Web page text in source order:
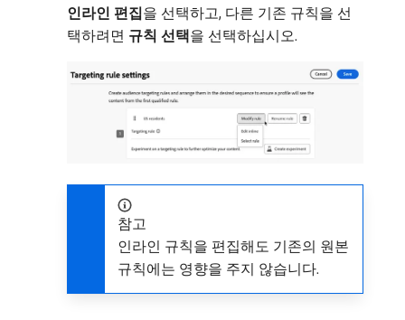
인라인 편집​을 선택하고, 다른 기존 규칙을 선
택하려면 규칙 선택​을 선택하십시오.
참고
인라인 규칙을 편집해도 기존의 원본
규칙에는 영향을 주지 않습니다.